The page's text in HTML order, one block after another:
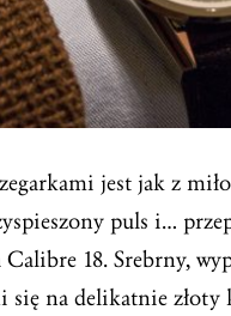
jest jak z
puls i…
18. Srebrny,
się na delikatnie złoty